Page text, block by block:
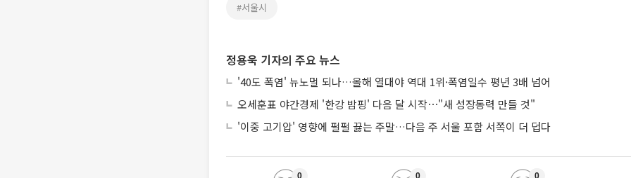
#서울시
정용욱 기자의 주요 뉴스
'40도 폭염' 뉴노멀 되나…올해 열대야 역대 1위·폭염일수 평년 3배 넘어
오세훈표 야간경제 '한강 밤핑' 다음 달 시작⋯"새 성장동력 만들 것"
'이중 고기압' 영향에 펄펄 끓는 주말…다음 주 서울 포함 서쪽이 더 덥다
0 0 0